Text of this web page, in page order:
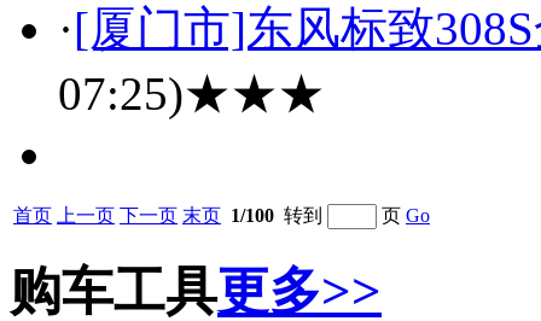
·[厦门市]东风标致
07:25)★★★
首页 上一页 下一页 末页 1/100 转到 页 Go
购车工具更多>>